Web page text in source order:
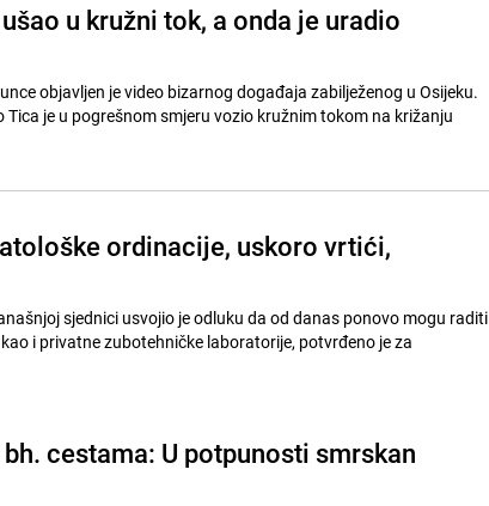
u kružni tok, a onda je uradio
objavljen je video bizarnog događaja zabilježenog u Osijeku.
je u pogrešnom smjeru vozio kružnim tokom na križanju
ordinacije, uskoro vrtići,
sjednici usvojio je odluku da od danas ponovo mogu raditi
i privatne zubotehničke laboratorije, potvrđeno je za
cestama: U potpunosti smrskan